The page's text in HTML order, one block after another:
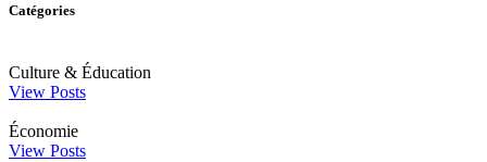
Catégories
Culture & Éducation
View Posts
Économie
View Posts